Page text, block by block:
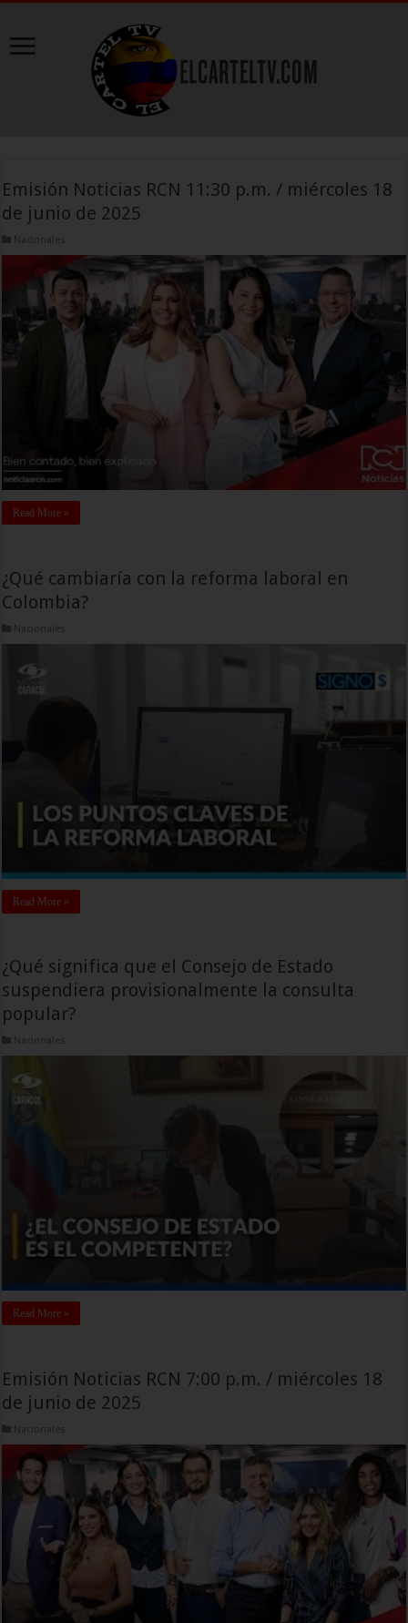
Emisión Noticias RCN 11:30 p.m. / miércoles 18
de junio de 2025
Nacionales
Read More »
¿Qué cambiaría con la reforma laboral en
Colombia?
Nacionales
Read More »
¿Qué significa que el Consejo de Estado
suspendiera provisionalmente la consulta
popular?
Nacionales
Read More »
Emisión Noticias RCN 7:00 p.m. / miércoles 18
de junio de 2025
Nacionales